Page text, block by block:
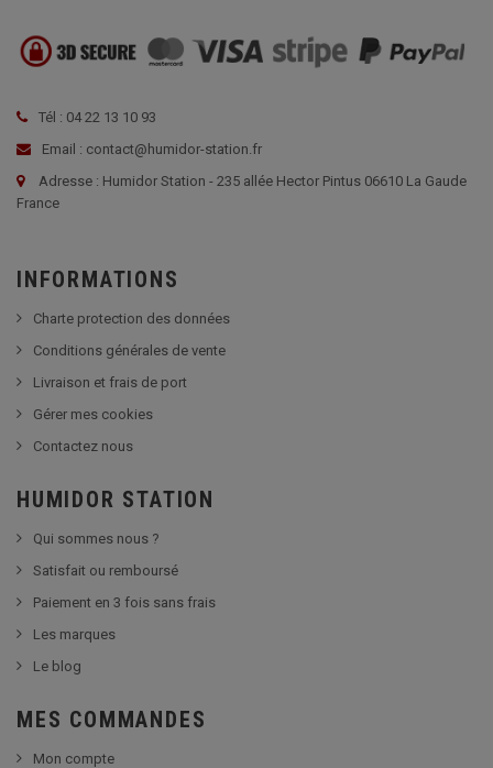
Tél : 04 22 13 10 93
Email : contact@humidor-station.fr
Adresse : Humidor Station - 235 allée Hector Pintus 06610 La Gaude
France
INFORMATIONS
Charte protection des données
Conditions générales de vente
Livraison et frais de port
Gérer mes cookies
Contactez nous
HUMIDOR STATION
Qui sommes nous ?
Satisfait ou remboursé
Paiement en 3 fois sans frais
Les marques
Le blog
MES COMMANDES
Mon compte